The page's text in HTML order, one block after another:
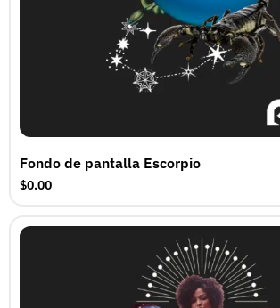
Fondo de pantalla Escorpio
$0.00